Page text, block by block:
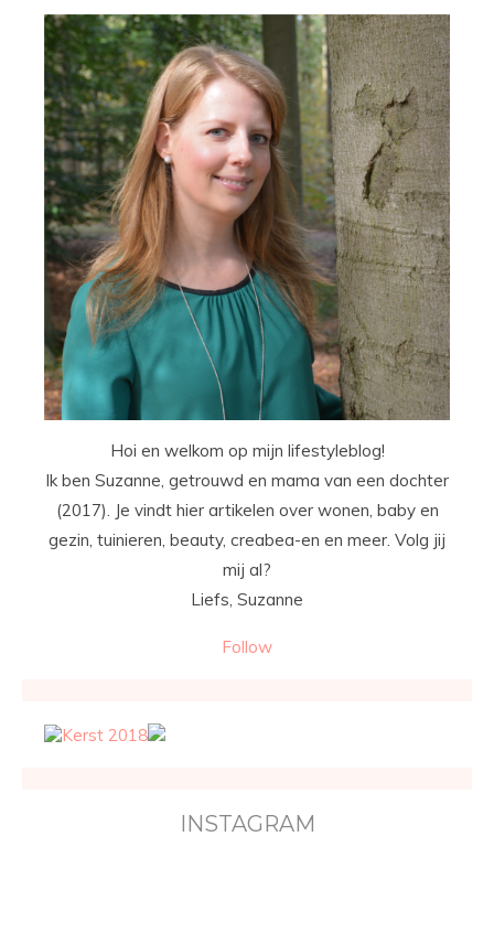
Hoi en welkom op mijn lifestyleblog!
Ik ben Suzanne, getrouwd en mama van een dochter
(2017). Je vindt hier artikelen over wonen, baby en
gezin, tuinieren, beauty, creabea-en en meer. Volg jij
mij al?
Liefs, Suzanne
Follow
INSTAGRAM